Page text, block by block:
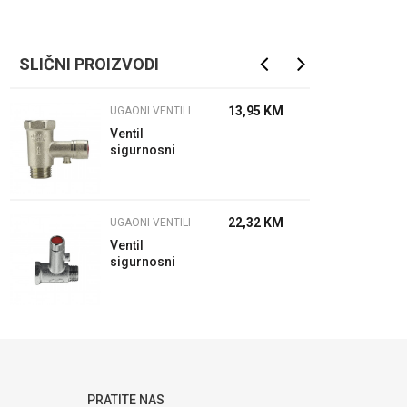
SLIČNI PROIZVODI
UGAONI VENTILI
Ventil
sigurnosni
13,95 KM
UGAONI VENTILI
Ventil
sigurnosni
22,32 KM
PRATITE NAS